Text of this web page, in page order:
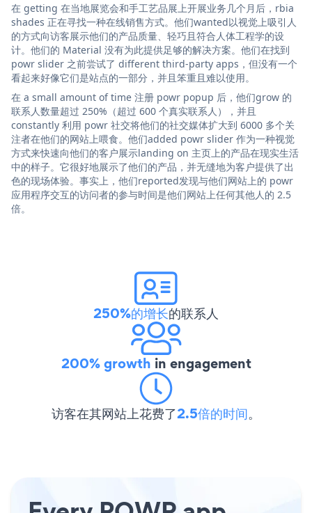
在 getting 在当地展览会和手工艺品展上开展业务几个月后，rbia
shades 正在寻找一种在线销售方式。他们wanted以视觉上吸引人
的方式向访客展示他们的产品质量、轻巧且符合人体工程学的设
计。他们的 Material 没有为此提供足够的解决方案。他们在找到
powr slider 之前尝试了 different third-party apps，但没有一个
看起来好像它们是站点的一部分，并且笨重且难以使用。
在 a small amount of time 注册 powr popup 后，他们grow 的
联系人数量超过 250%（超过 600 个真实联系人），并且
constantly 利用 powr 社交将他们的社交媒体扩大到 6000 多个关
注者在他们的网站上喂食。他们added powr slider 作为一种视觉
方式来快速向他们的客户展示landing on 主页上的产品在现实生活
中的样子。它很好地展示了他们的产品，并无缝地为客户提供了出
色的现场体验。事实上，他们reported发现与他们网站上的 powr
应用程序交互的访问者的参与时间是他们网站上任何其他人的 2.5
倍。
250%的增长的联系人
200% growth in engagement
访客在其网站上花费了2.5倍的时间。